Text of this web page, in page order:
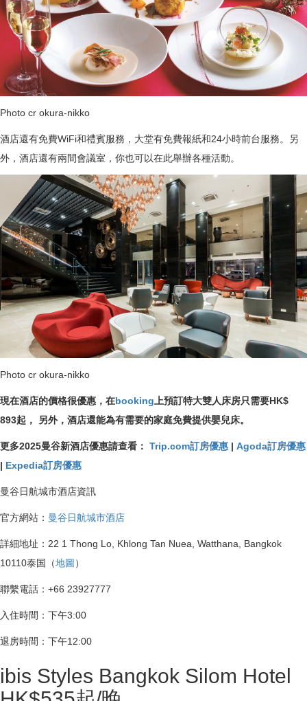
Photo cr okura-nikko
酒店還有免費WiFi和禮賓服務，大堂有免費報紙和24小時前台服務。另
外，酒店還有兩間會議室，你也可以在此舉辦各種活動。
Photo cr okura-nikko
現在酒店的價格很優惠，在booking 上預訂特大雙人床房只需要HK$
893起， 另外，酒店還能為有需要的家庭免費提供嬰兒床。
更多2025曼谷新酒店優惠請查看： Trip.com訂房優惠 | Agoda訂房優惠
| Expedia訂房優惠
曼谷日航城市酒店資訊
官方網站： 曼谷日航城市酒店
詳細地址：22 1 Thong Lo, Khlong Tan Nuea, Watthana, Bangkok
10110泰国（地圖）
聯繫電話：+66 23927777
入住時間：下午3:00
退房時間：下午12:00
ibis Styles Bangkok Silom Hotel